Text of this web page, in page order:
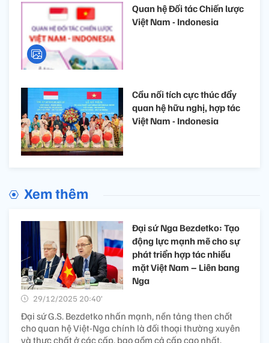
Quan hệ Đối tác Chiến lược
Việt Nam - Indonesia
Cầu nối tích cực thúc đẩy
quan hệ hữu nghị, hợp tác
Việt Nam - Indonesia
Xem thêm
Đại sứ Nga Bezdetko: Tạo
động lực mạnh mẽ cho sự
phát triển hợp tác nhiều
mặt Việt Nam – Liên bang
Nga
29/12/2025 20:40’
Đại sứ G.S. Bezdetko nhấn mạnh, nền tảng then chốt
cho quan hệ Việt-Nga chính là đối thoại thường xuyên
và thực chất ở các cấp, bao gồm cả cấp cao nhất.